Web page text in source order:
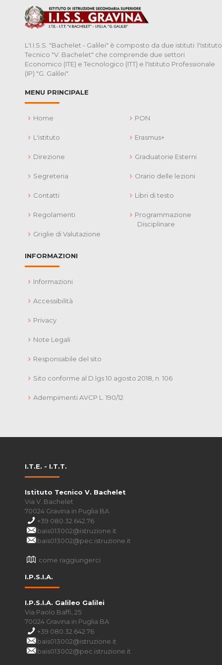
L'I.I.S.S. "Bachelet - Galilei" è composto da due istituti: l'Istituto
Tecnico "V. Bachelet" che comprende due settori
Economico (ITE) e Tecnologico (ITT) e l'Istituto Professionale
(IP) "G. Galilei".
MENU PRINCIPALE
Home
L'istituto
Direzione
Segreteria
Contatti
Regolamenti
Griglie di Valutazione
PON
Erasmus+
Graduatorie Esterni
Orario delle lezioni
Libri di testo
Programmazione
Disciplinare
INFORMAZIONI
Informazioni
Accessibilità
Privacy
Note Legali
Responsabile del sito
Sito conforme al D.lgs 10 agosto 2018, n. 106
Adempimenti AVCP L. 190/12
I.T.E. - I.T.T.
Istituto Tecnico V. Bachelet
Via V. Bachelet
70024 Gravina in Puglia BA
+39 080.32.642.76
bais013002@istruzione.it
bais013002@pec.istruzione.it
come raggiungerci
I.P.S.I.A.
I.P.S.I.A. Galileo Galilei
Via Paolo Baffi, 25
70024 Gravina in Puglia BA
+39 080.32.642.76
bais013002@istruzione.it
bais013002@pec.istruzione.it